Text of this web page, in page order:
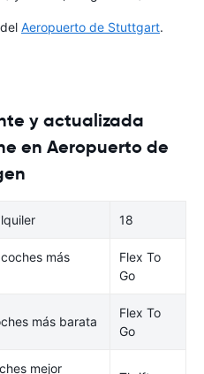
Aeropuerto de Stuttgart.
y actualizada
en Aeropuerto de
18
más
Flex To
Go
más barata
Flex To
Go
mejor